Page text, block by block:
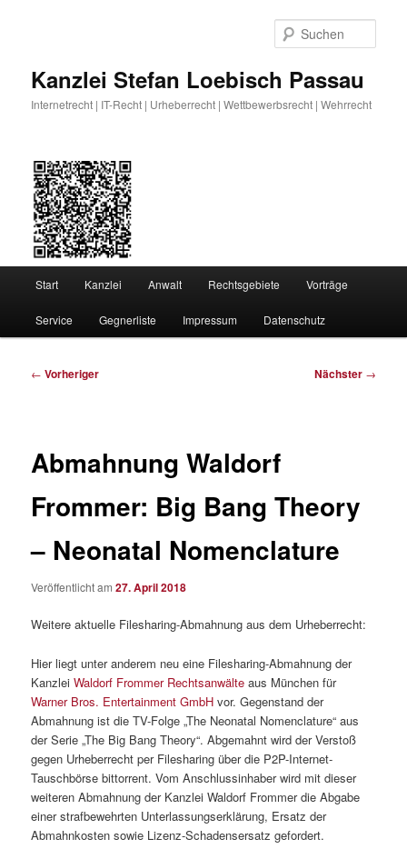
Kanzlei Stefan Loebisch Passau
Internetrecht | IT-Recht | Urheberrecht | Wettbewerbsrecht | Wehrrecht
Start Kanzlei Anwalt Rechtsgebiete Vorträge
Service Gegnerliste Impressum Datenschutz
Beitragsnavigation
← Vorheriger Nächster →
Abmahnung Waldorf
Frommer: Big Bang Theory
– Neonatal Nomenclature
Veröffentlicht am27. April 2018
Weitere aktuelle Filesharing-Abmahnung aus dem Urheberrecht:
Hier liegt unter anderem neu eine Filesharing-Abmahnung der
KanzleiWaldorf Frommer Rechtsanwälte aus München für
Warner Bros. Entertainment GmbH vor. Gegenstand der
Abmahnung ist die TV-Folge „The Neonatal Nomenclature“ aus
der Serie „The Big Bang Theory“. Abgemahnt wird der Verstoß
gegen Urheberrecht per Filesharing über die P2P-Internet-
Tauschbörse bittorrent. Vom Anschlussinhaber wird mit dieser
weiteren Abmahnung der Kanzlei Waldorf Frommer die Abgabe
einer strafbewehrten Unterlassungserklärung, Ersatz der
Abmahnkosten sowie Lizenz-Schadensersatz gefordert.